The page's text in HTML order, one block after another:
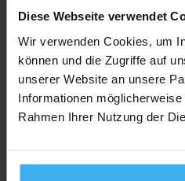
Diese Webseite verwendet
Wir verwenden Cookies, um
können und die Zugriffe auf
unserer Website an unsere
Informationen
Rahmen Ihrer Nutzung der
AGB Widerrufsbelehrung